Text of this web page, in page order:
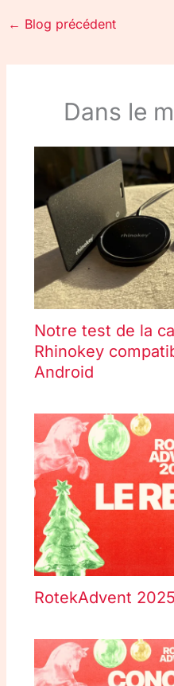
← Blog précédent
Dans le
Notre test de la
Rhinokey
Android
RotekAdvent